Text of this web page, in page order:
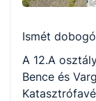
Ismét
A 12.A
Bence és